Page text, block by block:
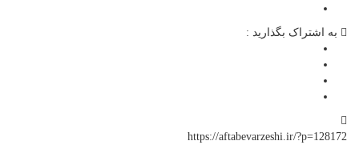
به اشتراک بگذارید :
https://aftabevarzeshi.ir/?p=128172